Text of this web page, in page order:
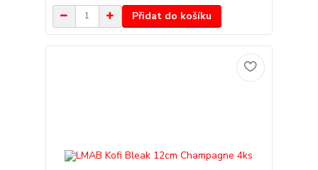
Přidat do košíku